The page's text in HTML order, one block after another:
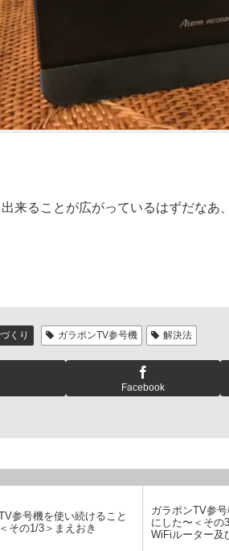
来ることが広がっているはずだなあ
くり ガラポンTV参号機 解決法
Facebook
参号機を使い続けること
その1/3＞まえおき
ガラポンTV参
にした〜＜その
WiFiルーター及